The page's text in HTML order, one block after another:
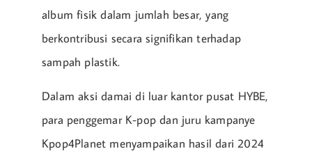
album fisik dalam jumlah besar, yang
berkontribusi secara signifikan terhadap
sampah plastik.
Dalam aksi damai di luar kantor pusat HYBE,
para penggemar K-pop dan juru kampanye
Kpop4Planet menyampaikan hasil dari 2024